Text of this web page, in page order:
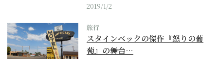
2019/1/2
旅行
スタインベックの傑作『怒りの葡
萄』の舞台…